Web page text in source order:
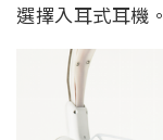
選擇入耳式耳機。